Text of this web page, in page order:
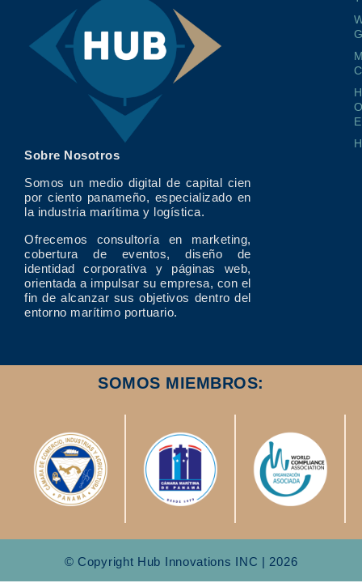
Sobre Nosotros
Somos un medio digital de capital cien
por ciento panameño, especializado en
la industria marítima y logística.
Ofrecemos consultoría en marketing,
cobertura de eventos, diseño de
identidad corporativa y páginas web,
orientada a impulsar su empresa, con el
fin de alcanzar sus objetivos dentro del
entorno marítimo portuario.
SOMOS MIEMBROS:
© Copyright Hub Innovations INC | 2026